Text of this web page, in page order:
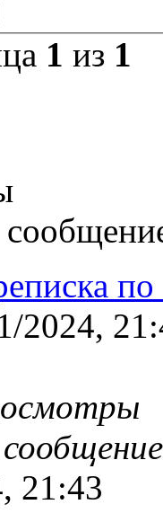
1 из 1
2024,
21:43